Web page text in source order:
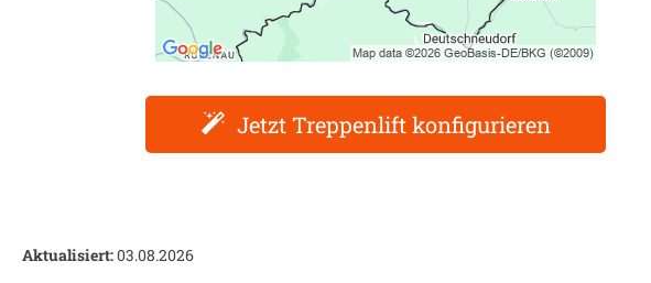
Jetzt Treppenlift konfigurieren
Aktualisiert:03.08.2026